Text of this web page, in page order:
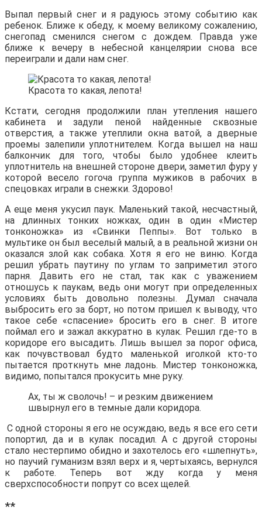
Выпал первый снег и я радуюсь этому событию как
ребенок. Ближе к обеду, к моему великому сожалению,
снегопад сменился снегом с дождем. Правда уже
ближе к вечеру в небесной канцелярии снова все
переиграли и дали нам снег.
Красота то какая, лепота!
Кстати, сегодня продолжили план утепления нашего
кабинета и задули пеной найденные сквозные
отверстия, а также утеплили окна ватой, а дверные
проемы залепили уплотнителем. Когда вышел на наш
балкончик для того, чтобы было удобнее клеить
уплотнитель на внешней стороне двери, заметил фуру у
которой весело гогоча группа мужиков в рабочих в
спецовках играли в снежки. Здорово!
А еще меня укусил паук. Маленький такой, несчастный,
на длинных тонких ножках, один в один «Мистер
тонконожка» из «Свинки Пеппы». Вот только в
мультике он был веселый малый, а в реальной жизни он
оказался злой как собака. Хотя я его не виню. Когда
решил убрать паутину по углам то заприметил этого
парня. Давить его не стал, так как с уважением
отношусь к паукам, ведь они могут при определенных
условиях быть довольно полезны. Думал сначала
выбросить его за борт, но потом пришел к выводу, что
такое себе «спасение» бросить его в снег. В итоге
поймал его и зажал аккуратно в кулак. Решил где-то в
коридоре его высадить. Лишь вышел за порог офиса,
как почувствовал будто маленькой иголкой кто-то
пытается проткнуть мне ладонь. Мистер тонконожка,
видимо, попытался прокусить мне руку.
Ах, ты ж сволочь! – и резким движением
швырнул его в темные дали коридора.
С одной стороны я его не осуждаю, ведь я все его сети
попортил, да и в кулак посадил. А с другой стороны
стало нестерпимо обидно и захотелось его «шлепнуть»,
но паучий гуманизм взял верх и я, чертыхаясь, вернулся
к работе. Теперь вот жду когда у меня
сверхспособности попрут со всех щелей.
**